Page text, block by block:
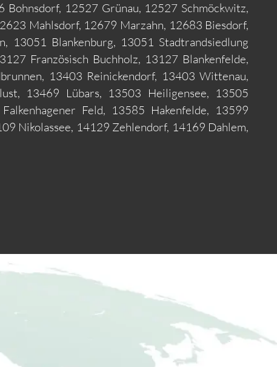
12527 Grünau, 12527 Schmöckwitz,
Mahlsdorf, 12679 Marzahn, 12683 Biesdorf,
13051 Blankenburg, 13051 Stadtrandsiedlung
Französisch Buchholz, 13127 Blankenfelde,
13403 Reinickendorf, 13403 Wittenau,
13469 Lübars, 13503 Heiligensee, 13505
Feld, 13585 Hakenfelde, 13599
Nikolassee, 14129 Zehlendorf, 14169 Dahlem,